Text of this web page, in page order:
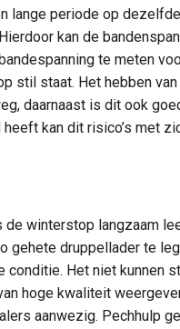
lange periode op
kan de
te meten
stil staat. Het hebben
daarnaast is dit ook
kan dit risico’s met
winterstop langzaam
gehete druppellader te
conditie. Het niet kunnen
hoge kwaliteit
aanwezig. Pechhulp